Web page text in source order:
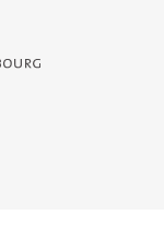
- Service